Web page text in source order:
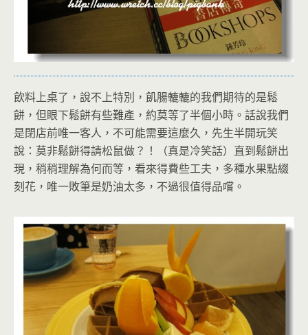
飲料上桌了，說不上特別，飢腸轆轆的我們期待的是鬆
餅，但眼下鬆餅有些難產，約莫等了半個小時。話說我們
是閉店前唯一客人，不可能需要這麼久，先生半開玩笑
說：莫非鬆餅得請松鼠做？！（真是冷笑話）直到鬆餅出
現，稍稍理解為何而等，看來得費些工夫，多種水果點綴
刻花，唯一敗筆是奶油太多，不過很值得品嚐。